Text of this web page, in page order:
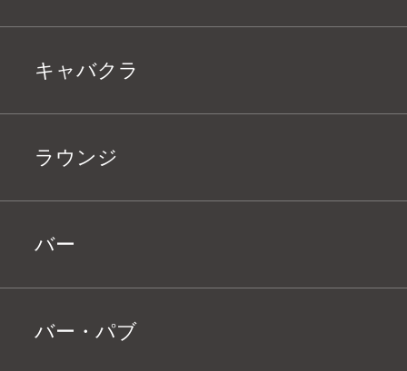
キャバクラ
ラウンジ
バー
バー・パブ